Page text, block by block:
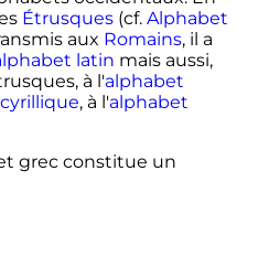
Étrusques(cf. Alphabet
aux Romains, il a
latin mais aussi,
à l'alphabet
, à l'alphabet
grec constitue un